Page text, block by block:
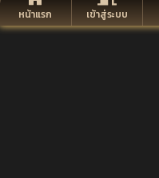
หน้าแรก เข้าสู่ระบบ